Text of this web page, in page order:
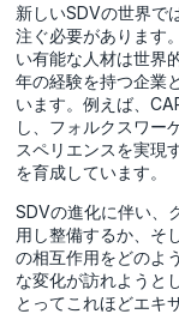
新しいSDVの世界で
注ぐ必要があります
い有能な人材は世界
年の経験を持つ企業
います。例えば、
し、フォルクスワー
スペリエンスを実現
を育成しています。
SDVの進化に伴い、
用し整備するか、そ
の相互作用をどのよ
な変化が訪れようと
とってこれほどエキ